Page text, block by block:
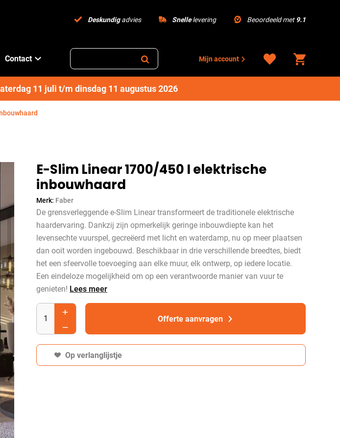
Deskundigadvies Snellelevering Beoordeeld met 9.1
Contact Mijn account
11 juli t/m dinsdag 11 augustus 2026
E-Slim Linear 1700/450 I elektrische
inbouwhaard
Merk: Faber
De grensverleggende e-Slim Linear transformeert de traditionele elektrische
haardervaring. Dankzij zijn opmerkelijk geringe inbouwdiepte kan het
levensechte vuurspel, gecreëerd met licht en waterdamp, nu op meer plaatsen
dan ooit worden ingebouwd. Beschikbaar in drie verschillende breedtes, biedt
het een sfeervolle toevoeging aan elke muur, elk ontwerp, op iedere locatie.
Een eindeloze mogelijkheid om op een verantwoorde manier van vuur te
genieten! Lees meer
Offerte aanvragen
Op verlanglijstje